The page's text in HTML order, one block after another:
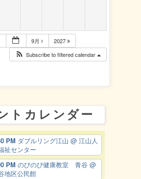
9月
2027
Subscribe to filtered calendar
トカレンダー
PM ダブルリング江山 @ 江山人
祉センター
PM のびのび健康教室 青谷 @
地区公民館